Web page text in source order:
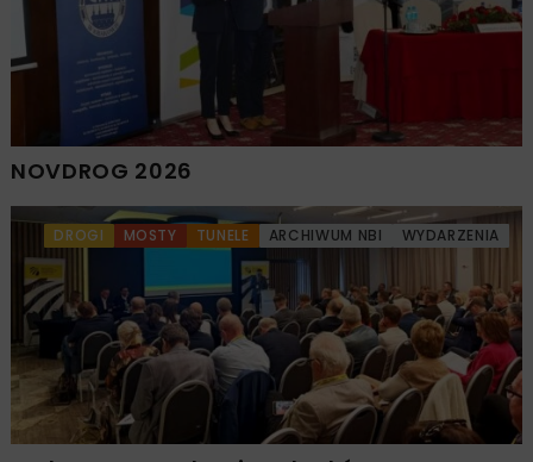
NOVDROG 2026
DROGI MOSTY TUNELE ARCHIWUM NBI WYDARZENIA